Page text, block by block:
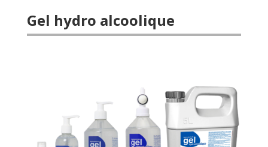
Gel hydro alcoolique